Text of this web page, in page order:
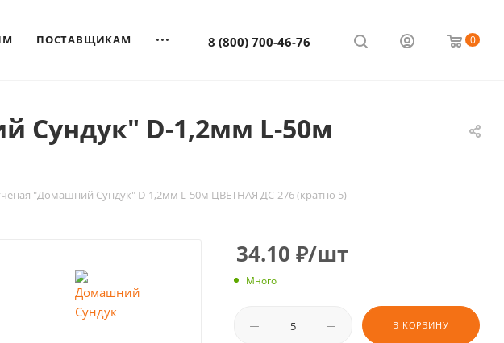
8 (800) 700-46-76 0
ПОСТАВЩИКАМ
Сундук" D-1,2мм L-50м
"Домашний Сундук" D-1,2мм L-50м ЦВЕТНАЯ ДС-276 (кратно 5)
34.10 ₽/шт
Много
В КОРЗИНУ